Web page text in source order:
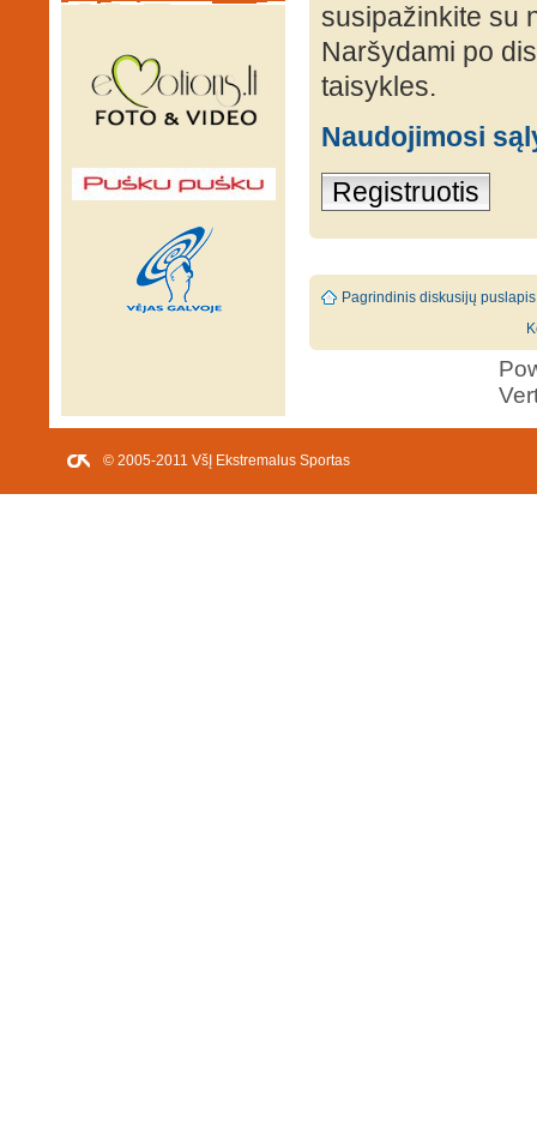
susipažinkite su
Naršydami po
taisykles.
Naudojimosi
Registruotis
Pagrindinis diskusijų puslapis
© 2005-2011 VšĮ Ekstremalus Sportas